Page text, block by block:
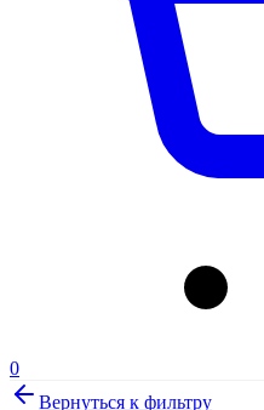
0
Вернуться к фильтру